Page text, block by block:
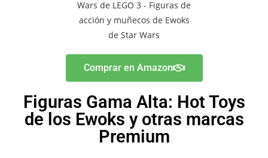
Comprar en Amazon
Figuras Gama Alta: Hot Toys
de los Ewoks y otras marcas
Premium